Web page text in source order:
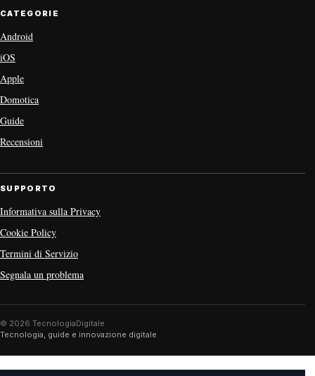
CATEGORIE
Android
iOS
Apple
Domotica
Guide
Recensioni
SUPPORTO
Informativa sulla Privacy
Cookie Policy
Termini di Servizio
Segnala un problema
© 2026 TecnologiaDigitale
Tecnologia, guide e innovazione digitale